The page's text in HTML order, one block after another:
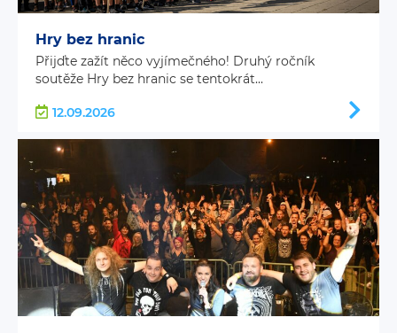
Hry bez hranic
Přijďte zažít něco vyjímečného! Druhý ročník
soutěže Hry bez hranic se tentokrát...
12.09.2026